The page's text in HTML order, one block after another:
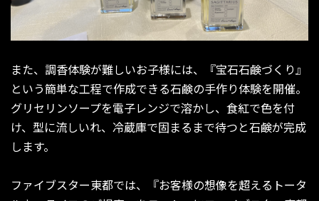
また、調香体験が難しいお子様には、『宝石石鹸づくり』
という簡単な工程で作成できる石鹸の手作り体験を開催。
グリセリンソープを電子レンジで溶かし、食紅で色を付
け、型に流しいれ、冷蔵庫で固まるまで待つと石鹸が完成
します。
ファイブスター東都では、『お客様の想像を超えるトータ